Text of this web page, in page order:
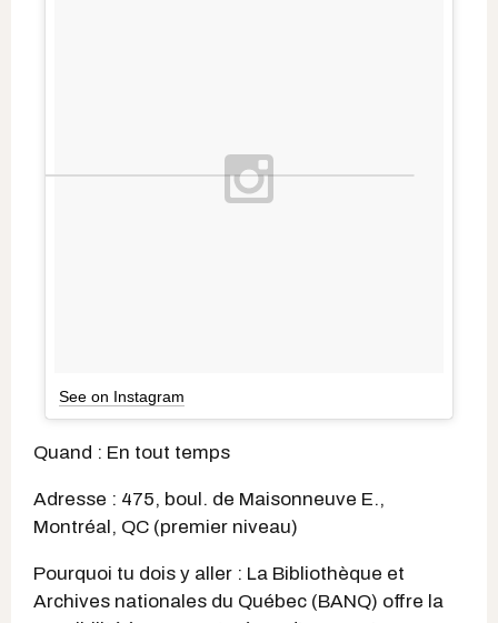
See on Instagram
Quand : En tout temps
Adresse : 475, boul. de Maisonneuve E.,
Montréal, QC (premier niveau)
Pourquoi tu dois y aller : La Bibliothèque et
Archives nationales du Québec (BANQ) offre la